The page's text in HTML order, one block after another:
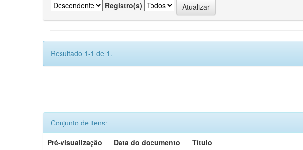
Registro(s)
Resultado 1-1 de 1.
Conjunto de itens:
Pré-visualização
Data do documento Título